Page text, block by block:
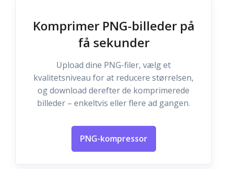
Komprimer PNG-billeder på
få sekunder
Upload dine PNG-filer, vælg et
kvalitetsniveau for at reducere størrelsen,
og download derefter de komprimerede
billeder – enkeltvis eller flere ad gangen.
PNG-kompressor